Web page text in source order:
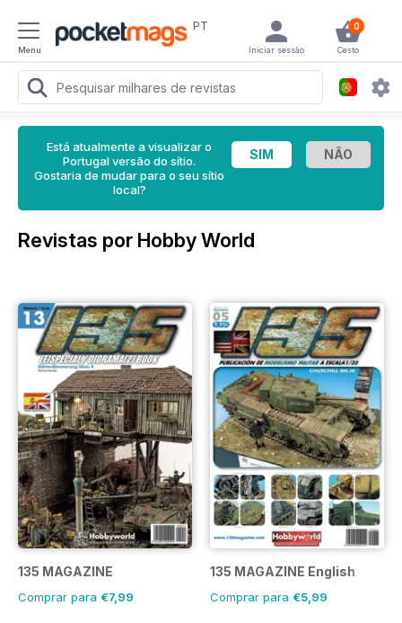
Menu
PT 0
Cesto
Iniciar sessão
Está atualmente a visualizar o
Portugal versão do sítio.
Gostaria de mudar para o seu sítio
local?
Revistas por Hobby World
135 MAGAZINE
Comprar para €7,99
135 MAGAZINE English
Comprar para €5,99